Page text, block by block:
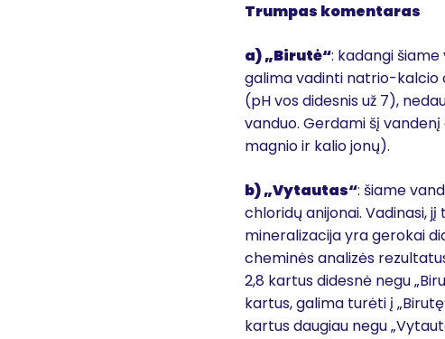
Trumpas komentaras
a) „Birutė“: kadangi
galima vadinti natrio-kalcio
(pH vos didesnis už 7),
vanduo. Gerdami šį
magnio ir kalio jonų).
b) „Vytautas“: šiame
chloridų anijonai. Vadinasi,
mineralizacija yra gerokai
cheminės analizės
2,8 kartus didesnė negu
kartus, galima turėti į
kartus daugiau negu